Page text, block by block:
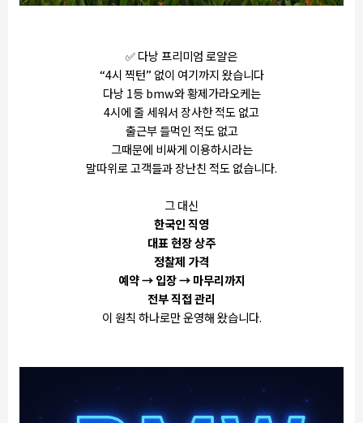
✅ 다낭 프리미엄 로얄은
“4시 찍턴” 없이 여기까지 왔습니다
다낭 1등 bmw와 황제가라오케는
4시에 줄 세워서 장사한 적도 없고
출근부 들먹인 적도 없고
그때문에 비싸게 이용하시라는
말따위로 고객들과 장난친 적도 없습니다.
그 대신
한국인 직영
대표 현장 상주
정찰제 가격
예약 → 입장 → 마무리까지
전부 직접 관리
이 원칙 하나로만 운영해 왔습니다.